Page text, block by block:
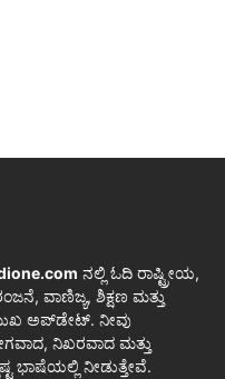
ನಲ್ಲಿ ಓದಿ ರಾಷ್ಟ್ರೀಯ,
ವಾಣಿಜ್ಯ, ಶಿಕ್ಷಣ ಮತ್ತು
ಅಪ್‌ಡೇಟ್. ನೀವು
ನಿಖರವಾದ ಮತ್ತು
ಭಾಷೆಯಲ್ಲಿ ನೀಡುತ್ತೇವೆ.